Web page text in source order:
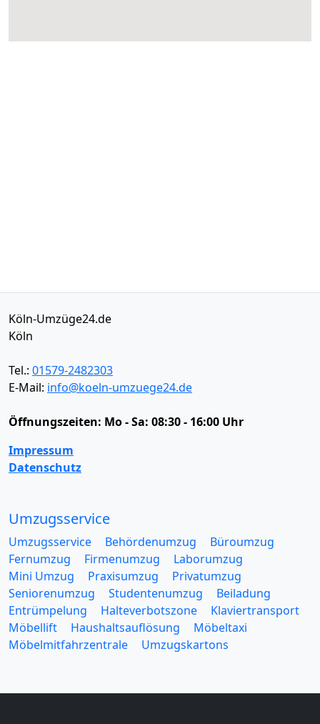
Köln-Umzüge24.de
Köln
Tel.: 01579-2482303
E-Mail: info@koeln-umzuege24.de
Öffnungszeiten: Mo - Sa: 08:30 - 16:00 Uhr
Impressum
Datenschutz
Umzugsservice
Umzugsservice Behördenumzug
Büroumzug
Fernumzug
Firmenumzug
Laborumzug
Mini Umzug
Praxisumzug
Privatumzug
Seniorenumzug
Studentenumzug
Beiladung
Entrümpelung
Halteverbotszone
Klaviertransport
Möbellift
Haushaltsauflösung
Möbeltaxi
Möbelmitfahrzentrale
Umzugskartons